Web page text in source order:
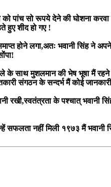
पांच सो रूपये देने की घोशना
हुए शीद हो गए !
होने लगा,अतः भवानी सिंह
मुशलमान की भेष भूषा मैं रहने
संगठन के सन्दर्भ मैं कोई जानकारी
रखी,स्वतंत्रता के पश्चात्
सफलता नहीं मिली १९७३ मैं